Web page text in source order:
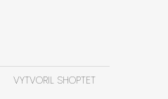
VYTVORIL SHOPTET